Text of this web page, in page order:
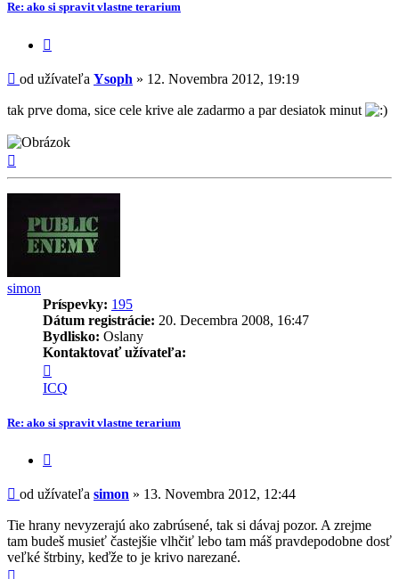
Re: ako si spravit vlastne terarium
Príspevok
od užívateľa Ysoph » 12. Novembra 2012, 19:19
tak prve doma, sice cele krive ale zadarmo a par desiatok minut
simon
Príspevky: 195
Dátum registrácie: 20. Decembra 2008, 16:47
Bydlisko: Oslany
Kontaktovať užívateľa:
informácie
užívateľa
-
simon
ICQ
Re: ako si spravit vlastne terarium
Príspevok
od užívateľa simon » 13. Novembra 2012, 12:44
Tie hrany nevyzerajú ako zabrúsené, tak si dávaj pozor. A zrejme
tam budeš musieť častejšie vlhčiť lebo tam máš pravdepodobne dosť
veľké štrbiny, keďže to je krivo narezané.